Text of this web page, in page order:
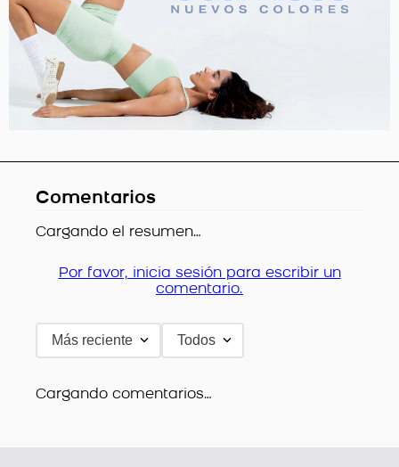
Comentarios
Cargando el resumen…
Por favor, inicia sesión para escribir un
comentario.
Más reciente Todos
Cargando comentarios…